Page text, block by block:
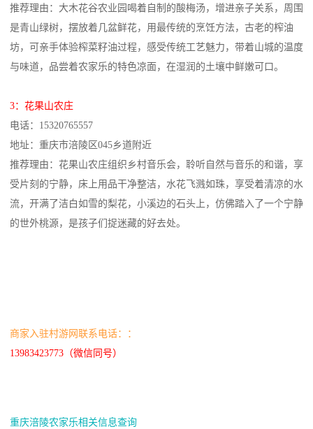
推荐理由：大木花谷农业园喝着自制的酸梅汤，增进亲子关系，周围
是青山绿树，摆放着几盆鲜花，用最传统的烹饪方法，古老的榨油
坊，可亲手体验榨菜籽油过程，感受传统工艺魅力，带着山城的温度
与味道，品尝着农家乐的特色凉面，在湿润的土壤中鲜嫩可口。
3：花果山农庄
电话：15320765557
地址：重庆市涪陵区045乡道附近
推荐理由：花果山农庄组织乡村音乐会，聆听自然与音乐的和谐，享
受片刻的宁静，床上用品干净整洁，水花飞溅如珠，享受着清凉的水
流，开满了洁白如雪的梨花，小溪边的石头上，仿佛踏入了一个宁静
的世外桃源，是孩子们捉迷藏的好去处。
商家入驻村游网联系电话：：
13983423773（微信同号）
重庆涪陵农家乐相关信息查询